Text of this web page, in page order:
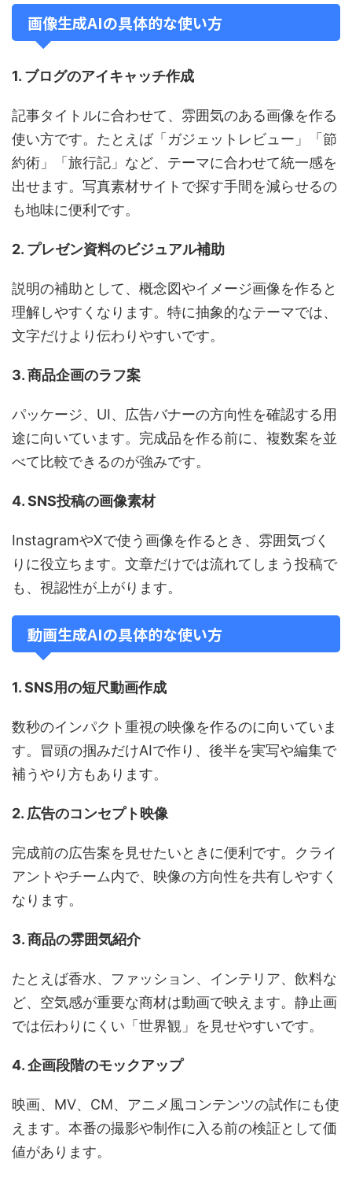
画像生成AIの具体的な使い方
1. ブログのアイキャッチ作成
記事タイトルに合わせて、雰囲気のある画像を作る
使い方です。たとえば「ガジェットレビュー」「節
約術」「旅行記」など、テーマに合わせて統一感を
出せます。写真素材サイトで探す手間を減らせるの
も地味に便利です。
2. プレゼン資料のビジュアル補助
説明の補助として、概念図やイメージ画像を作ると
理解しやすくなります。特に抽象的なテーマでは、
文字だけより伝わりやすいです。
3. 商品企画のラフ案
パッケージ、UI、広告バナーの方向性を確認する用
途に向いています。完成品を作る前に、複数案を並
べて比較できるのが強みです。
4. SNS投稿の画像素材
InstagramやXで使う画像を作るとき、雰囲気づく
りに役立ちます。文章だけでは流れてしまう投稿で
も、視認性が上がります。
動画生成AIの具体的な使い方
1. SNS用の短尺動画作成
数秒のインパクト重視の映像を作るのに向いていま
す。冒頭の掴みだけAIで作り、後半を実写や編集で
補うやり方もあります。
2. 広告のコンセプト映像
完成前の広告案を見せたいときに便利です。クライ
アントやチーム内で、映像の方向性を共有しやすく
なります。
3. 商品の雰囲気紹介
たとえば香水、ファッション、インテリア、飲料な
ど、空気感が重要な商材は動画で映えます。静止画
では伝わりにくい「世界観」を見せやすいです。
4. 企画段階のモックアップ
映画、MV、CM、アニメ風コンテンツの試作にも使
えます。本番の撮影や制作に入る前の検証として価
値があります。